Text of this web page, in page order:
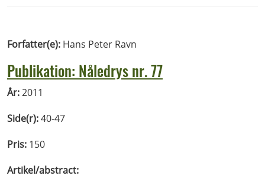
Forfatter(e): Hans Peter Ravn
Publikation: Nåledrys nr. 77
År:2011
Side(r):40-47
Pris: 150
Artikel/abstract: